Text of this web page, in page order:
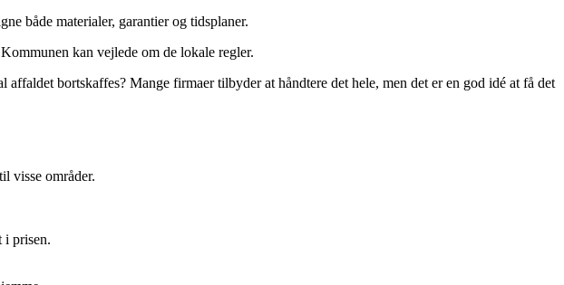
både materialer, garantier og tidsplaner.
kan vejlede om de lokale regler.
bortskaffes? Mange firmaer tilbyder at håndtere det hele, men det er en god idé at få det
visse områder.
i prisen.